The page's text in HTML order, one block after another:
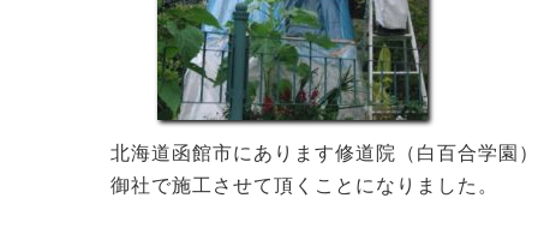
北海道函館市にあります修道院（白百合学園
御社で施工させて頂くことになりました。